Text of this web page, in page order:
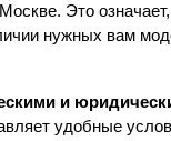
Это
нужных вам
и
удобные